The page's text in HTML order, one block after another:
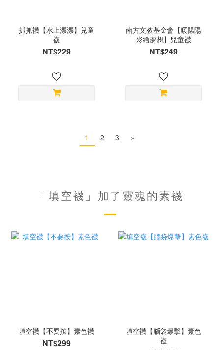
抓抓襪【水上漂漂】兒童
襪
NT$229
南方文教基金會【暖陽陽
彩繪夢想】兒童襪
NT$249
1 2 3 »
「填空襪」加了靈魂的素襪
填空襪【不要按】素色襪
NT$299
填空襪【腦袋爆擊】素色
襪